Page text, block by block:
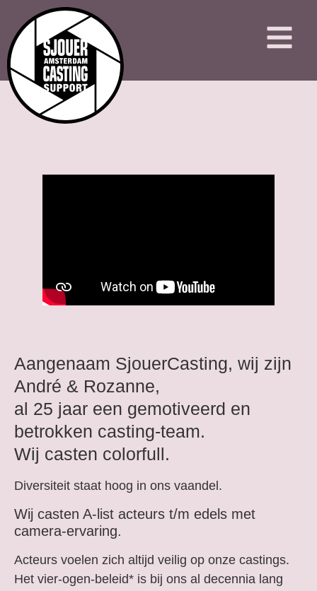
Aangenaam SjouerCasting, wij zijn
André & Rozanne,
al 25 jaar een gemotiveerd en
betrokken casting-team.
Wij casten colorfull.
Diversiteit staat hoog in ons vaandel.
Wij casten A-list acteurs t/m edels met
camera-ervaring.
Acteurs voelen zich altijd veilig op onze castings.
Het vier-ogen-beleid* is bij ons al decennia lang